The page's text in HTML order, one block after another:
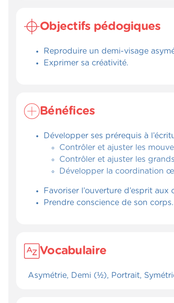
Objectifs pédogiques
Reproduire un demi-visage
Exprimer sa créativité.
Bénéfices
Développer ses prérequis à
Contrôler et ajuster les
Contrôler et ajuster les
Développer la coordination
Favoriser l’ouverture d’esprit
Prendre conscience de son corps.
Vocabulaire
Asymétrie, Demi (½), Portrait,